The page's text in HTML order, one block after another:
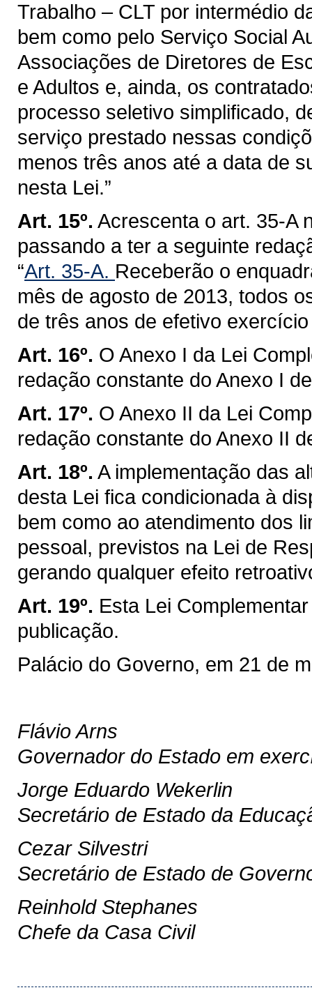
Trabalho – CLT por intermédio
bem como pelo Serviço Social
Associações de Diretores de
e Adultos e, ainda, os
processo seletivo simplificado,
serviço prestado nessas
menos três anos até a data de
nesta Lei.”
Art. 15º. Acrescenta o art. 35-A
passando a ter a seguinte
“Art. 35-A. Receberão o
mês de agosto de 2013, todos
de três anos de efetivo
Art. 16º. O Anexo I da Lei
redação constante do Anexo I
Art. 17º. O Anexo II da Lei
redação constante do Anexo II
Art. 18º. A implementação das
desta Lei fica condicionada à
bem como ao atendimento dos
pessoal, previstos na Lei de
gerando qualquer efeito
Art. 19º. Esta Lei
publicação.
Palácio do Governo, em 21 de
Flávio Arns
Governador do Estado em
Jorge Eduardo Wekerlin
Secretário de Estado da
Cezar Silvestri
Secretário de Estado de
Reinhold Stephanes
Chefe da Casa Civil